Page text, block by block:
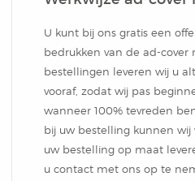
U kunt bij ons gratis een
bedrukken van de ad-cover
bestellingen leveren wij u
vooraf, zodat wij pas
wanneer 100% tevreden
bij uw bestelling kunnen wij
uw bestelling op maat
u contact met ons op te